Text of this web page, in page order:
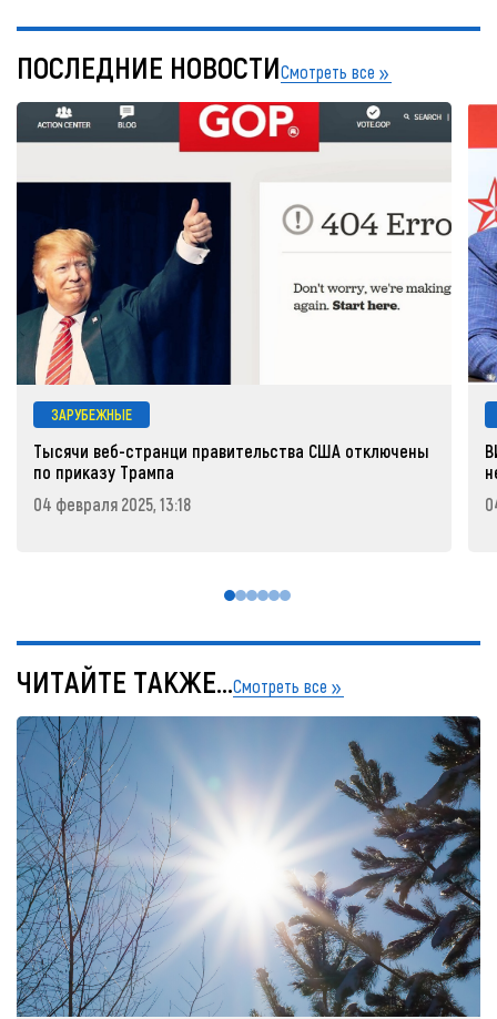
ПОСЛЕДНИЕ НОВОСТИСмотреть все
ЗАРУБЕЖНЫЕ
Тысячи веб-странци правительства США отключены
по приказу Трампа
04 февраля 2025, 13:18
ЧИТАЙТЕ ТАКЖЕ...Смотреть все